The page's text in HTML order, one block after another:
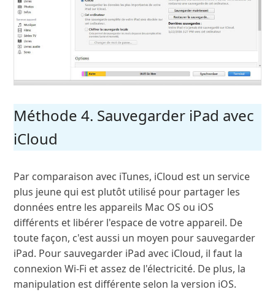
Méthode 4. Sauvegarder iPad avec
iCloud
Par comparaison avec iTunes, iCloud est un service
plus jeune qui est plutôt utilisé pour partager les
données entre les appareils Mac OS ou iOS
différents et libérer l'espace de votre appareil. De
toute façon, c'est aussi un moyen pour sauvegarder
iPad. Pour sauvegarder iPad avec iCloud, il faut la
connexion Wi-Fi et assez de l'électricité. De plus, la
manipulation est différente selon la version iOS.